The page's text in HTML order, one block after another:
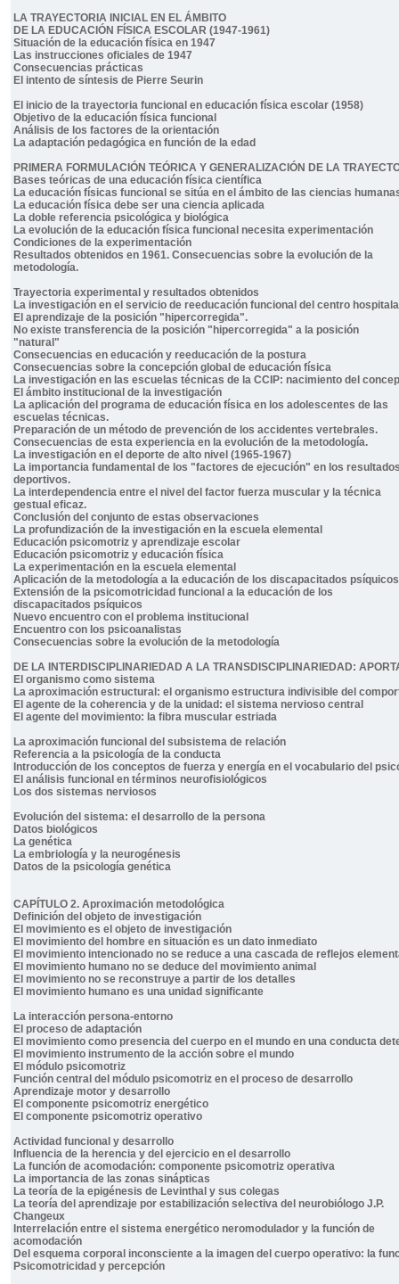
LA TRAYECTORIA INICIAL EN EL ÁMBITO
DE LA EDUCACIÓN FÍSICA ESCOLAR (1947-1961)
Situación de la educación física en 1947
Las instrucciones oficiales de 1947
Consecuencias prácticas
El intento de síntesis de Pierre Seurin
El inicio de la trayectoria funcional en educación física escolar (1958)
Objetivo de la educación física funcional
Análisis de los factores de la orientación
La adaptación pedagógica en función de la edad
PRIMERA FORMULACIÓN TEÓRICA Y GENERALIZACIÓN DE LA
Bases teóricas de una educación física científica
La educación físicas funcional se sitúa en el ámbito de las ciencias
La educación física debe ser una ciencia aplicada
La doble referencia psicológica y biológica
La evolución de la educación física funcional necesita experimentación
Condiciones de la experimentación
Resultados obtenidos en 1961. Consecuencias sobre la evolución de la
metodología.
Trayectoria experimental y resultados obtenidos
La investigación en el servicio de reeducación funcional del centro
El aprendizaje de la posición "hipercorregida".
No existe transferencia de la posición "hipercorregida" a la posición
"natural"
Consecuencias en educación y reeducación de la postura
Consecuencias sobre la concepción global de educación física
La investigación en las escuelas técnicas de la CCIP: nacimiento del
El ámbito institucional de la investigación
La aplicación del programa de educación física en los adolescentes de las
escuelas técnicas.
Preparación de un método de prevención de los accidentes vertebrales.
Consecuencias de esta experiencia en la evolución de la metodología.
La investigación en el deporte de alto nivel (1965-1967)
La importancia fundamental de los "factores de ejecución" en los
deportivos.
La interdependencia entre el nivel del factor fuerza muscular y la técnica
gestual eficaz.
Conclusión del conjunto de estas observaciones
La profundización de la investigación en la escuela elemental
Educación psicomotriz y aprendizaje escolar
Educación psicomotriz y educación física
La experimentación en la escuela elemental
Aplicación de la metodología a la educación de los discapacitados psíquicos
Extensión de la psicomotricidad funcional a la educación de los
discapacitados psíquicos
Nuevo encuentro con el problema institucional
Encuentro con los psicoanalistas
Consecuencias sobre la evolución de la metodología
DE LA INTERDISCIPLINARIEDAD A LA TRANSDISCIPLINARIEDAD:
El organismo como sistema
La aproximación estructural: el organismo estructura indivisible del
El agente de la coherencia y de la unidad: el sistema nervioso central
El agente del movimiento: la fibra muscular estriada
La aproximación funcional del subsistema de relación
Referencia a la psicología de la conducta
Introducción de los conceptos de fuerza y energía en el vocabulario del
El análisis funcional en términos neurofisiológicos
Los dos sistemas nerviosos
Evolución del sistema: el desarrollo de la persona
Datos biológicos
La genética
La embriología y la neurogénesis
Datos de la psicología genética
CAPÍTULO 2. Aproximación metodológica
Definición del objeto de investigación
El movimiento es el objeto de investigación
El movimiento del hombre en situación es un dato inmediato
El movimiento intencionado no se reduce a una cascada de reflejos
El movimiento humano no se deduce del movimiento animal
El movimiento no se reconstruye a partir de los detalles
El movimiento humano es una unidad significante
La interacción persona-entorno
El proceso de adaptación
El movimiento como presencia del cuerpo en el mundo en una conducta
El movimiento instrumento de la acción sobre el mundo
El módulo psicomotriz
Función central del módulo psicomotriz en el proceso de desarrollo
Aprendizaje motor y desarrollo
El componente psicomotriz energético
El componente psicomotriz operativo
Actividad funcional y desarrollo
Influencia de la herencia y del ejercicio en el desarrollo
La función de acomodación: componente psicomotriz operativa
La importancia de las zonas sinápticas
La teoría de la epigénesis de Levinthal y sus colegas
La teoría del aprendizaje por estabilización selectiva del neurobiólogo J.P.
Changeux
Interrelación entre el sistema energético neromodulador y la función de
acomodación
Del esquema corporal inconsciente a la imagen del cuerpo operativo: la
Psicomotricidad y percepción